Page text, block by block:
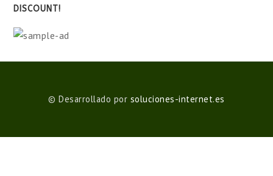
DISCOUNT!
© Desarrollado por soluciones-internet.es